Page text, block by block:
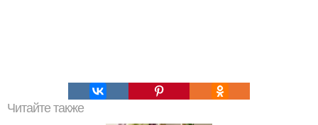
Читайте также